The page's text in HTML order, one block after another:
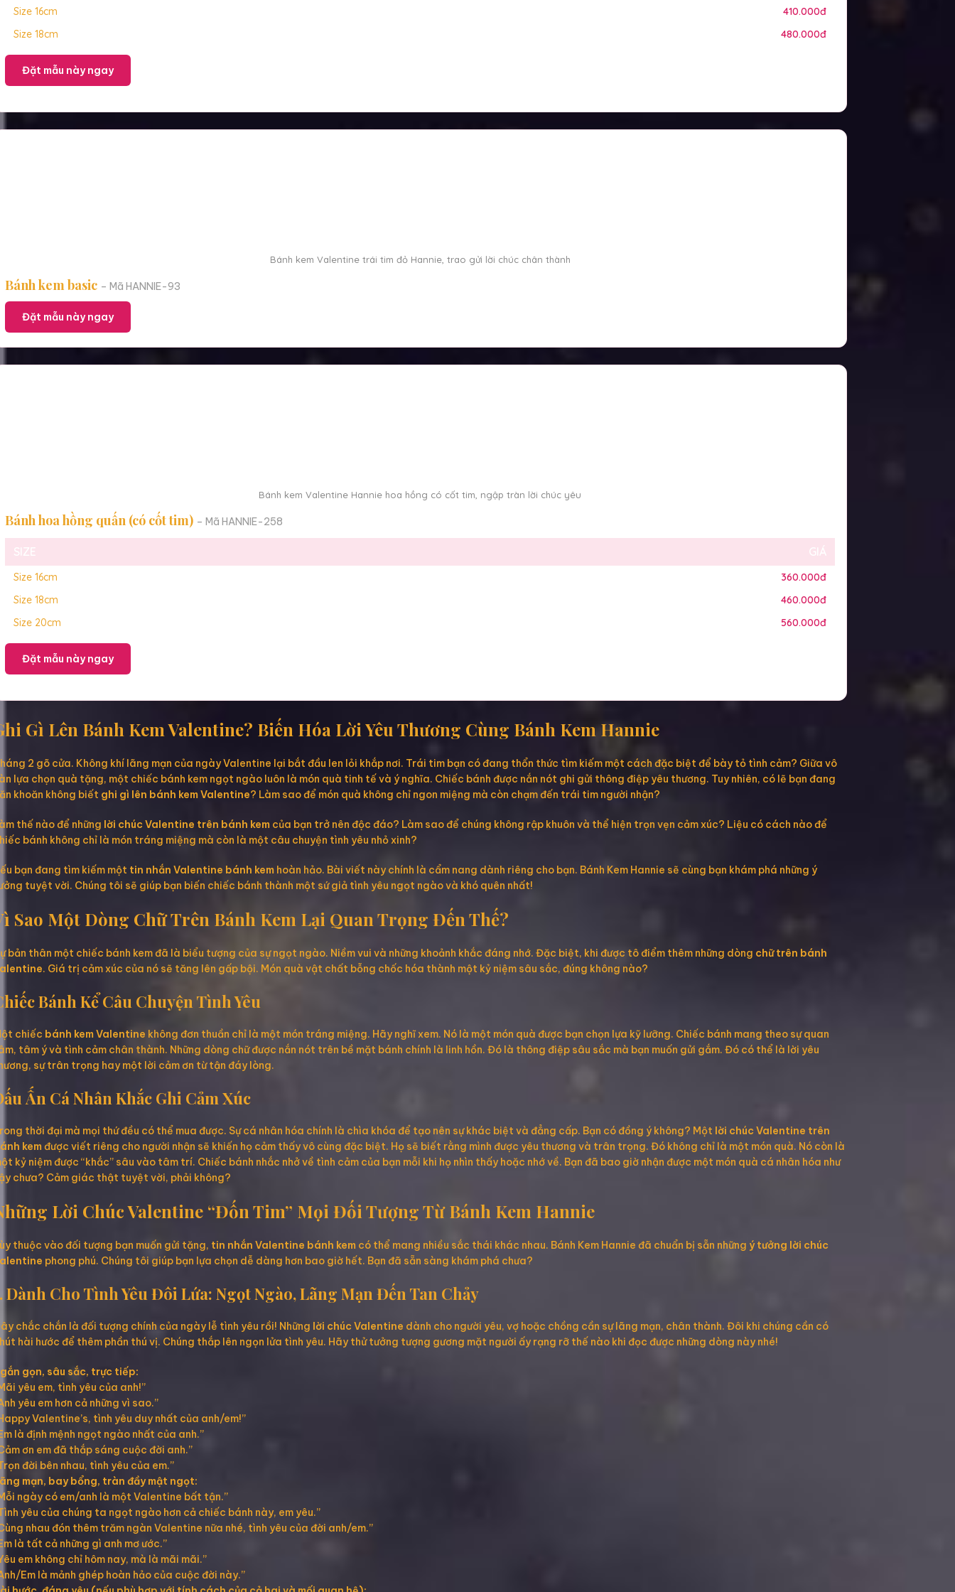
Size 16cm
410.000đ
Size 18cm
480.000đ
Đặt mẫu này ngay
Bánh kem Valentine trái tim đỏ Hannie, trao gửi lời chúc chân thành
Bánh kem basic – Mã HANNIE-93
Đặt mẫu này ngay
Bánh kem Valentine Hannie hoa hồng có cốt tim, ngập tràn lời chúc yêu
Bánh hoa hồng quấn (có cốt tim) – Mã HANNIE-258
SIZE GIÁ
Size 16cm
360.000đ
Size 18cm
460.000đ
Size 20cm
560.000đ
Đặt mẫu này ngay
Gì Lên Bánh Kem Valentine? Biến Hóa Lời Yêu Thương Cùng Bánh Kem Hannie
2 gõ cửa. Không khí lãng mạn của ngày Valentine lại bắt đầu len lỏi khắp nơi. Trái tim bạn có đang thổn thức tìm kiếm một cách đặc biệt để bày tỏ tình cảm? Giữa vô
lựa chọn quà tặng, một chiếc bánh kem ngọt ngào luôn là món quà tinh tế và ý nghĩa. Chiếc bánh được nắn nót ghi gửi thông điệp yêu thương. Tuy nhiên, có lẽ bạn đang
khoăn không biết ghi gì lên bánh kem Valentine? Làm sao để món quà không chỉ ngon miệng mà còn chạm đến trái tim người nhận?
thế nào để những lời chúc Valentine trên bánh kem của bạn trở nên độc đáo? Làm sao để chúng không rập khuôn và thể hiện trọn vẹn cảm xúc? Liệu có cách nào để
bánh không chỉ là món tráng miệng mà còn là một câu chuyện tình yêu nhỏ xinh?
bạn đang tìm kiếm một tin nhắn Valentine bánh kem hoàn hảo. Bài viết này chính là cẩm nang dành riêng cho bạn. Bánh Kem Hannie sẽ cùng bạn khám phá những ý
tuyệt vời. Chúng tôi sẽ giúp bạn biến chiếc bánh thành một sứ giả tình yêu ngọt ngào và khó quên nhất!
Sao Một Dòng Chữ Trên Bánh Kem Lại Quan Trọng Đến Thế?
bản thân một chiếc bánh kem đã là biểu tượng của sự ngọt ngào. Niềm vui và những khoảnh khắc đáng nhớ. Đặc biệt, khi được tô điểm thêm những dòng chữ trên bánh
. Giá trị cảm xúc của nó sẽ tăng lên gấp bội. Món quà vật chất bỗng chốc hóa thành một kỷ niệm sâu sắc, đúng không nào?
Bánh Kể Câu Chuyện Tình Yêu
chiếc bánh kem Valentine không đơn thuần chỉ là một món tráng miệng. Hãy nghĩ xem. Nó là một món quà được bạn chọn lựa kỹ lưỡng. Chiếc bánh mang theo sự quan
tâm ý và tình cảm chân thành. Những dòng chữ được nắn nót trên bề mặt bánh chính là linh hồn. Đó là thông điệp sâu sắc mà bạn muốn gửi gắm. Đó có thể là lời yêu
sự trân trọng hay một lời cảm ơn từ tận đáy lòng.
Ấn Cá Nhân Khắc Ghi Cảm Xúc
thời đại mà mọi thứ đều có thể mua được. Sự cá nhân hóa chính là chìa khóa để tạo nên sự khác biệt và đẳng cấp. Bạn có đồng ý không? Một lời chúc Valentine trên
kemđược viết riêng cho người nhận sẽ khiến họ cảm thấy vô cùng đặc biệt. Họ sẽ biết rằng mình được yêu thương và trân trọng. Đó không chỉ là một món quà. Nó còn là
kỷ niệm được “khắc” sâu vào tâm trí. Chiếc bánh nhắc nhở về tình cảm của bạn mỗi khi họ nhìn thấy hoặc nhớ về. Bạn đã bao giờ nhận được một món quà cá nhân hóa như
chưa? Cảm giác thật tuyệt vời, phải không?
Lời Chúc Valentine “Đốn Tim” Mọi Đối Tượng Từ Bánh Kem Hannie
thuộc vào đối tượng bạn muốn gửi tặng, tin nhắn Valentine bánh kem có thể mang nhiều sắc thái khác nhau. Bánh Kem Hannie đã chuẩn bị sẵn những ý tưởng lời chúc
phong phú. Chúng tôi giúp bạn lựa chọn dễ dàng hơn bao giờ hết. Bạn đã sẵn sàng khám phá chưa?
Dành Cho Tình Yêu Đôi Lứa: Ngọt Ngào, Lãng Mạn Đến Tan Chảy
chắc chắn là đối tượng chính của ngày lễ tình yêu rồi! Những lời chúc Valentine dành cho người yêu, vợ hoặc chồng cần sự lãng mạn, chân thành. Đôi khi chúng cần có
hài hước để thêm phần thú vị. Chúng thắp lên ngọn lửa tình yêu. Hãy thử tưởng tượng gương mặt người ấy rạng rỡ thế nào khi đọc được những dòng này nhé!
gọn, sâu sắc, trực tiếp:
yêu em, tình yêu của anh!”
yêu em hơn cả những vì sao.”
Valentine’s, tình yêu duy nhất của anh/em!”
là định mệnh ngọt ngào nhất của anh.”
ơn em đã thắp sáng cuộc đời anh.”
đời bên nhau, tình yêu của em.”
mạn, bay bổng, tràn đầy mật ngọt:
ngày có em/anh là một Valentine bất tận.”
yêu của chúng ta ngọt ngào hơn cả chiếc bánh này, em yêu.”
nhau đón thêm trăm ngàn Valentine nữa nhé, tình yêu của đời anh/em.”
là tất cả những gì anh mơ ước.”
em không chỉ hôm nay, mà là mãi mãi.”
Em là mảnh ghép hoàn hảo của cuộc đời này.”